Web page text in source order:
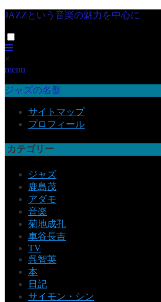
JAZZという音楽の魅力を中心に
×
menu
ジャズの名盤
サイトマップ
プロフィール
カテゴリー
ジャズ
鹿島茂
アダモ
音楽
菊地成孔
車谷長吉
TV
呉智英
本
日記
サイモン・シン